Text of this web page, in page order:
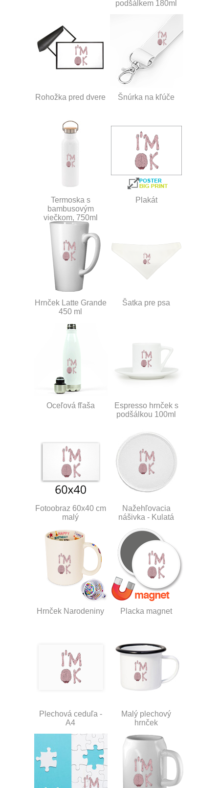
podšálkem 180ml
Rohožka pred dvere Šnúrka na kľúče
Termoska s
bambusovým
viečkom, 750ml
Plakát
Hrnček Latte Grande
450 ml
Šatka pre psa
Oceľová fľaša
Espresso hrnček s
podšálkou 100ml
Fotoobraz 60x40 cm
malý
Nažehľovacia
nášivka - Kulatá
Hrnček Narodeniny Placka magnet
Plechová ceduľa -
A4
Malý plechový
hrnček